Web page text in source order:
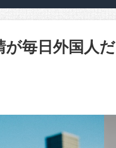
が毎日外国人だ